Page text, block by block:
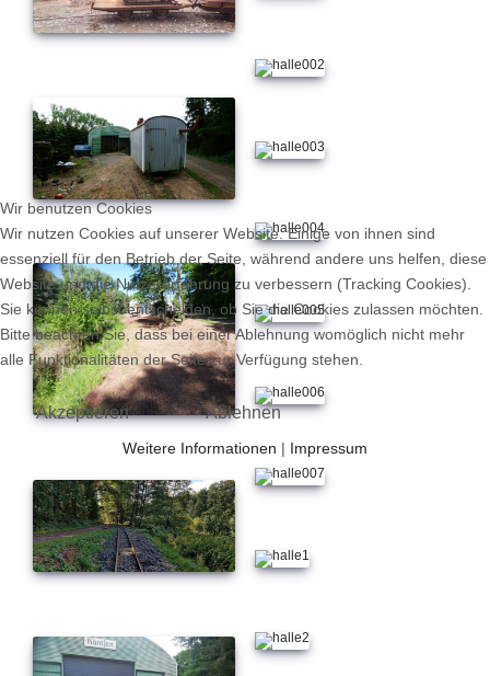
Wir benutzen Cookies
Wir nutzen Cookies auf unserer Website. Einige von ihnen sind
essenziell für den Betrieb der Seite, während andere uns helfen, diese
Website und die Nutzererfahrung zu verbessern (Tracking Cookies).
Sie können selbst entscheiden, ob Sie die Cookies zulassen möchten.
Bitte beachten Sie, dass bei einer Ablehnung womöglich nicht mehr
alle Funktionalitäten der Seite zur Verfügung stehen.
Akzeptieren Ablehnen
Weitere Informationen | Impressum